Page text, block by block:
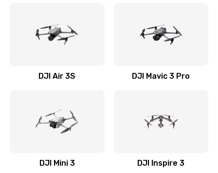
DJI Air 3S DJI Mavic 3 Pro
DJI Mini 3 DJI Inspire 3